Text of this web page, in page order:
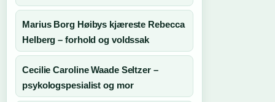
Marius Borg Høibys kjæreste Rebecca
Helberg – forhold og voldssak
Cecilie Caroline Waade Seltzer –
psykologspesialist og mor